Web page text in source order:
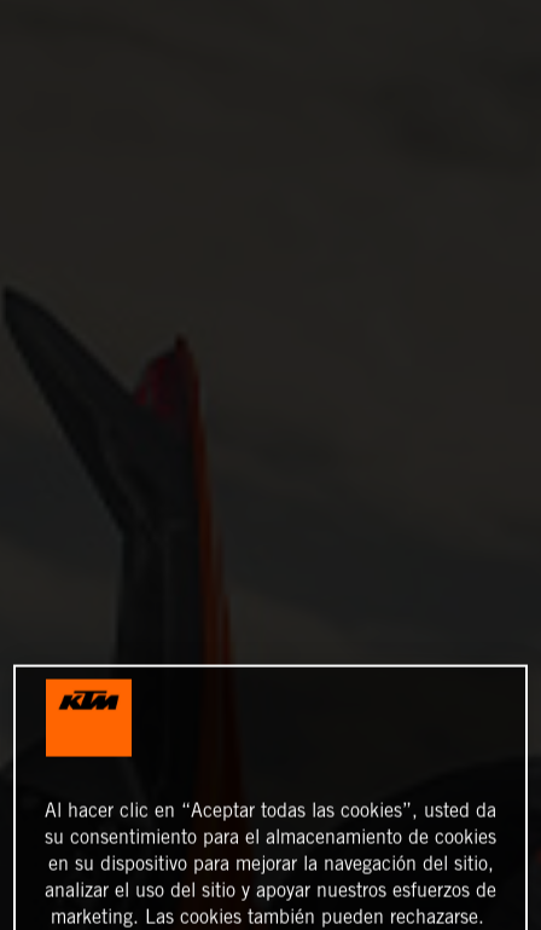
Al hacer clic en “Aceptar todas las cookies”, usted da
su consentimiento para el almacenamiento de cookies
en su dispositivo para mejorar la navegación del sitio,
analizar el uso del sitio y apoyar nuestros esfuerzos de
marketing. Las cookies también pueden rechazarse.